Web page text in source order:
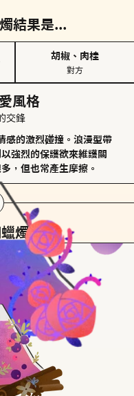
結果是...
胡椒、肉桂
對方
風格
交鋒
感的激烈碰撞。浪漫型帶
強烈的保護欲來維護關
，但也常產生摩擦。
燭是...